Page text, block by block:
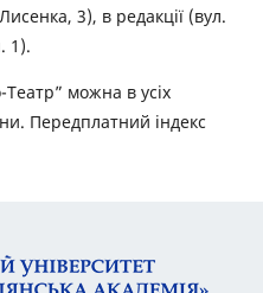
3), в редакції (вул.
1).
можна в усіх
Передплатний індекс